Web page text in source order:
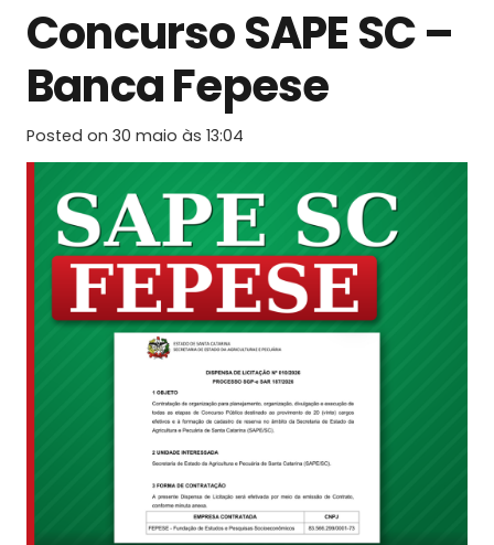
Concurso SAPE SC –
Banca Fepese
Posted on 30 maio às 13:04